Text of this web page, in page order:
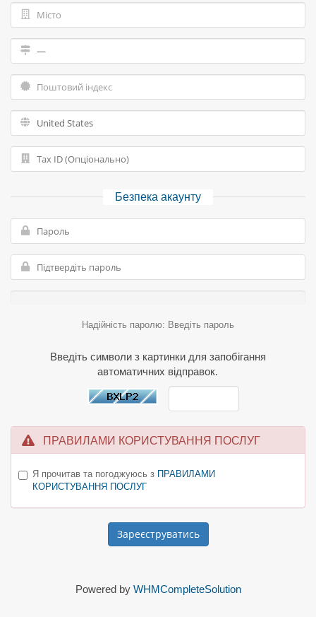
Безпека акаунту
Надійність паролю: Введіть пароль
Введіть символи з картинки для запобігання
автоматичних відправок.
ПРАВИЛАМИ КОРИСТУВАННЯ ПОСЛУГ
Я прочитав та погоджуюсь з ПРАВИЛАМИ
КОРИСТУВАННЯ ПОСЛУГ
Powered by WHMCompleteSolution